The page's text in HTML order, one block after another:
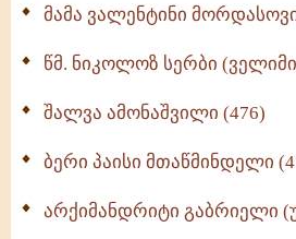
მამა ვალენტინი
წმ. ნიკოლოზ სერბი
შალვა ამონაშვილი (476)
ბერი პაისი მთაწმინდელი
არქიმანდრიტი გაბრიელი